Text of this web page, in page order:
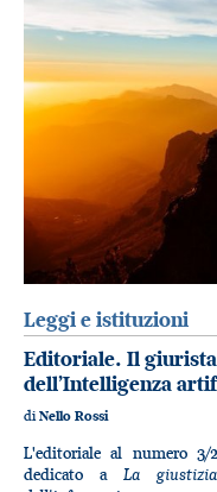
Leggi e istituzioni
Editoriale. Il giurista
dell’Intelligenza
diNello Rossi
L'editoriale al numero
dedicato a La